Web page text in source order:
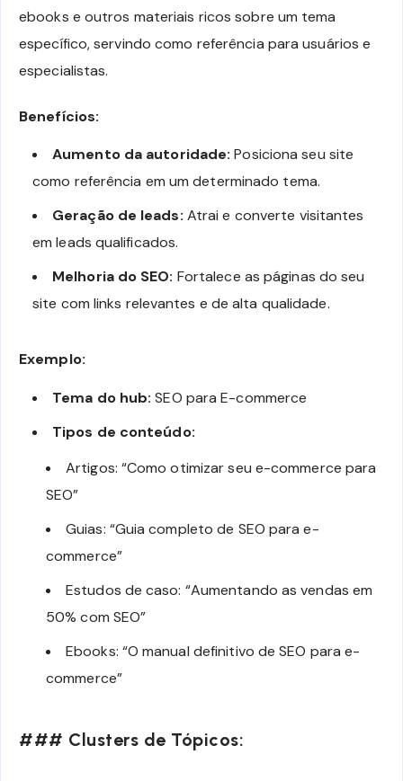
ebooks e outros materiais ricos sobre um tema
específico, servindo como referência para usuários e
especialistas.
Benefícios:
Aumento da autoridade: Posiciona seu site
como referência em um determinado tema.
Geração de leads: Atrai e converte visitantes
em leads qualificados.
Melhoria do SEO: Fortalece as páginas do seu
site com links relevantes e de alta qualidade.
Exemplo:
Tema do hub: SEO para E-commerce
Tipos de conteúdo:
Artigos: “Como otimizar seu e-commerce para
SEO”
Guias: “Guia completo de SEO para e-
commerce”
Estudos de caso: “Aumentando as vendas em
50% com SEO”
Ebooks: “O manual definitivo de SEO para e-
commerce”
### Clusters de Tópicos: